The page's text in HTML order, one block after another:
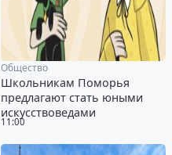
11:00
Общество
Школьникам Поморья
предлагают стать юными
искусствоведами